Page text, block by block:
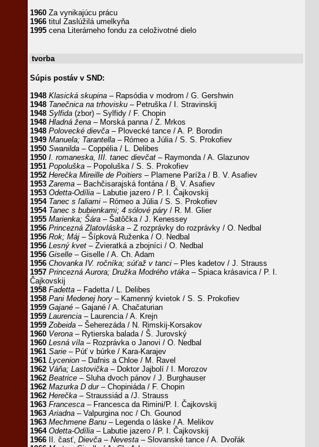
1960 Za vynikajúcu prácu
1966 titul Zaslúžilá umelkyňa
1995 cena Literárneho fondu za celoživotné dielo
tvorba
Súpis postáv v SND:
1948 Klasická skupina – Rapsódia v modrom / G. Gershwin
1948 Tanečnica na trhovisku – Petruška / I. Stravinskij
1948 Sylfida (zbor) – Sylfidy / F. Chopin
1948 Hladná žena – Morská panna / Z. Mrkos
1948 Polovecké dievča – Plovecké tance / A. P. Borodin
1949 Manuela; Tarantella – Rómeo a Júlia / S. S. Prokofiev
1950 Swanilda – Coppélia / L. Delibes
1950 I. romaneska, III. tanec dievčat – Raymonda / A. Glazunov
1951 Popoluška – Popoluška / S. S. Prokofiev
1952 Herečka Mireille de Poitiers – Plamene Paríža / B. V. Asafiev
1953 Zarema – Bachčisarajská fontána / B. V. Asafiev
1953 Odetta-Odília – Labutie jazero / P. I. Čajkovskij
1954 Tanec s ľaliami – Rómeo a Júlia / S. S. Prokofiev
1954 Tanec s bubienkami; 4 sólové páry / R. M. Glier
1955 Marienka; Šára – Šatôčka / J. Kenessey
1956 Princezná Zlatovláska – Z rozprávky do rozprávky / O. Nedbal
1956 Rok; Máj – Šípková Ruženka / O. Nedbal
1956 Lesný kvet – Zvieratká a zbojníci / O. Nedbal
1956 Giselle – Giselle / A. Ch. Adam
1956 Chovanka IV. ročníka; súťaž v tanci – Ples kadetov / J. Strauss
1957 Princezná Aurora; Družka Modrého vtáka – Spiaca krásavica / P. I.
Čajkovskij
1958 Fadetta – Fadetta / L. Delibes
1958 Pani Medenej hory – Kamenný kvietok / S. S. Prokofiev
1959 Gajané – Gajané / A. Chačaturian
1959 Laurencia – Laurencia / A. Krejn
1959 Zobeida – Šeherezáda / N. Rimskij-Korsakov
1960 Verona – Rytierska balada / Š. Jurovský
1960 Lesná víla – Rozprávka o Janovi / O. Nedbal
1961 Sarie – Púť v búrke / Kara-Karajev
1961 Lycenion – Dafnis a Chloe / M. Ravel
1962 Váňa; Lastovička – Doktor Jajbolí / I. Morozov
1962 Beatrice – Sluha dvoch pánov / J. Burghauser
1962 Mazurka D dur– Chopiniáda / F. Chopin
1962 Herečka – Straussiád a /J. Strauss
1963 Francesca – Francesca da Rimini/P. I. Čajkovskij
1963 Ariadna – Valpurgina noc / Ch. Gounod
1963 Mechmene Banu – Legenda o láske / A. Melikov
1964 Odetta-Odília – Labutie jazero / P. I. Čajkovskij
1966 II. časť, Dievča – Nevesta – Slovanské tance / A. Dvořák